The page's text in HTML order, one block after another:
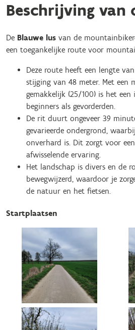
Beschrijving van
De Blauwe lus van de
een toegankelijke route voor
Deze route heeft een lengte
stijging van 48 meter. Met een
gemakkelijk (25/100) is het een
beginners als gevorderden.
De rit duurt ongeveer 39
gevarieerde ondergrond,
onverhard is. Dit zorgt voor
afwisselende ervaring.
Het landschap is divers en de
bewegwijzerd, waardoor je
de natuur en het fietsen.
Startplaatsen